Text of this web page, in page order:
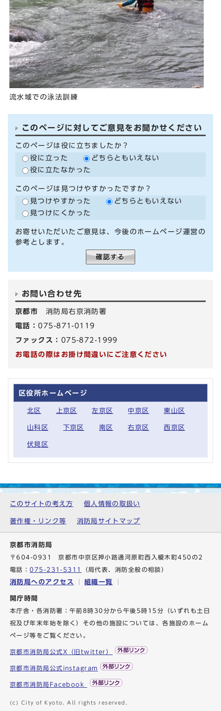
流水域での泳法訓練
このページに対してご意見をお聞かせください
このページは役に立ちましたか？
役に立った
どちらともいえない
役に立たなかった
このページは見つけやすかったですか？
見つけやすかった
どちらともいえない
見つけにくかった
お寄せいただいたご意見は、今後のホームページ運営の
参考とします。
お問い合わせ先
京都市 消防局右京消防署
電話：075-871-0119
ファックス： 075-872-1999
お電話の際はお掛け間違いにご注意ください
区役所ホームページ
北区 上京区 左京区 中京区 東山区
山科区 下京区 南区 右京区 西京区
伏見区
このサイトの考え方 個人情報の取扱い
著作権・リンク等 消防局サイトマップ
京都市消防局
〒604-0931 京都市中京区押小路通河原町西入榎木町450の2
電話：075-231-5311 （局代表、消防全般の相談）
消防局へのアクセス 組織一覧
開庁時間
本庁舎・各消防署：午前8時30分から午後5時15分（いずれも土日
祝及び年末年始を除く）その他の施設については、各施設のホーム
ページ等をご覧ください。
京都市消防局公式X（旧twitter）
京都市消防局公式instagram
京都市消防局Facebook
(c) City of Kyoto. All rights reserved.